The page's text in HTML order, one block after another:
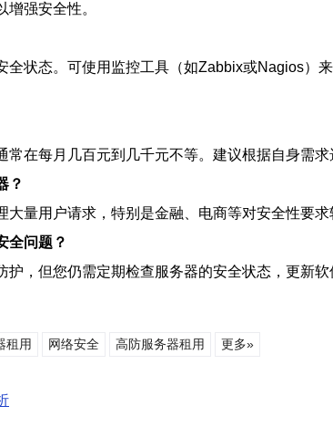
强安全性。
状态。可使用监控工具（如Zabbix或Nagios）
在每月几百元到几千元不等。建议根据自身需求
？
量用户请求，特别是金融、电商等对安全性要求
全问题？
，但您仍需定期检查服务器的安全状态，更新
租用 网络安全 高防服务器租用 更多»